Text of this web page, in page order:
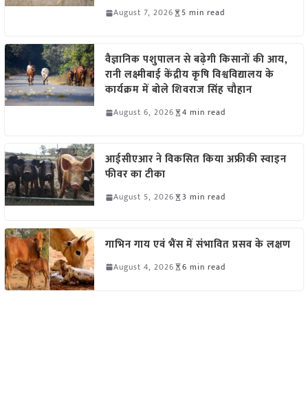
August 7, 2026 5 min read
वैज्ञानिक पशुपालन से बढ़ेगी किसानों की आय,
रानी लक्ष्मीबाई केंद्रीय कृषि विश्वविद्यालय के
कार्यक्रम में बोले शिवराज सिंह चौहान
August 6, 2026 4 min read
आईसीएआर ने विकसित किया अफ्रीकी स्वाइन
फीवर का टीका
August 5, 2026 3 min read
गाभिन गाय एवं भैंस में संभावित प्रसव के लक्षण
August 4, 2026 6 min read